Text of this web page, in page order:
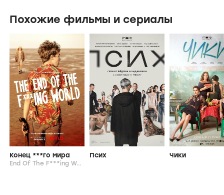
МОМЕНТЫ
В Москве начались съемки необычного
ромкома «Страсти по Матвею»
4 августа 2022
Похожие фильмы и сериалы